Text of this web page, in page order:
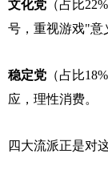
文化党 （占比
号，重视游戏"意
稳定党 （占比
应，理性消费。
四大流派正是对